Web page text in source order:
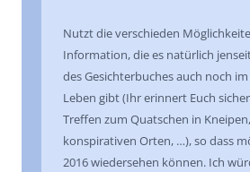
Nutzt die verschieden
Information, die es natürlich
des Gesichterbuches auch noch
Leben gibt (Ihr erinnert Euch
Treffen zum Quatschen in
konspirativen Orten, …), so dass
2016 wiedersehen können. Ich